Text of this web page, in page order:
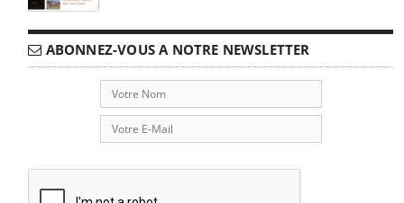
ABONNEZ-VOUS A NOTRE NEWSLETTER